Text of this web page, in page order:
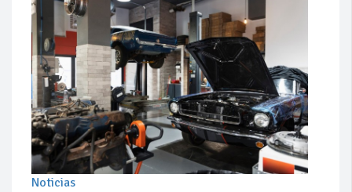
Noticias